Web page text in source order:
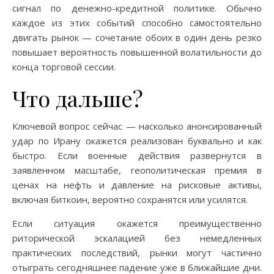
сигнал по денежно-кредитной политике. Обычно
каждое из этих событий способно самостоятельно
двигать рынок — сочетание обоих в один день резко
повышает вероятность повышенной волатильности до
конца торговой сессии.
Что дальше?
Ключевой вопрос сейчас — насколько анонсированный
удар по Ирану окажется реализован буквально и как
быстро. Если военные действия развернутся в
заявленном масштабе, геополитическая премия в
ценах на нефть и давление на рисковые активы,
включая биткоин, вероятно сохранятся или усилятся.
Если ситуация окажется преимущественно
риторической эскалацией без немедленных
практических последствий, рынки могут частично
отыграть сегодняшнее падение уже в ближайшие дни.